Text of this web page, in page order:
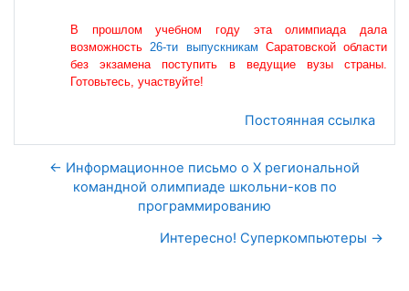
В прошлом учебном году эта олимпиада дала
возможность 26-ти выпускникам Саратовской области
без экзамена поступить в ведущие вузы страны.
Готовьтесь, участвуйте!
Постоянная ссылка
← Информационное письмо о X региональной
командной олимпиаде школьни-ков по
программированию
Интересно! Суперкомпьютеры →